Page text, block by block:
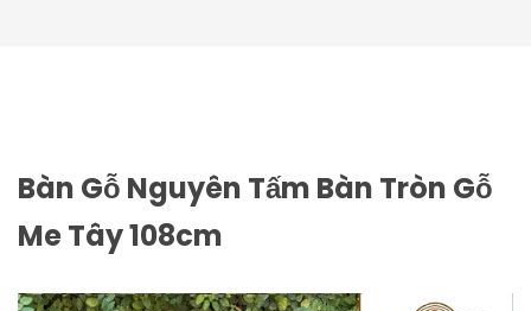
Bàn Gỗ Nguyên Tấm Bàn Tròn Gỗ
Me Tây 108cm